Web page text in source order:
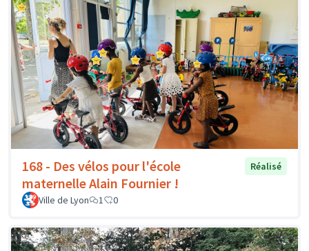
168 - Des vélos pour l'école
maternelle Alain Fournier !
Réalisé
Ville de Lyon 1 0